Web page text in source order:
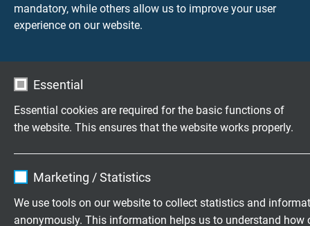
mandatory, while others allow us to improve your user
experience on our website.
Essential
Essential cookies are required for the basic functions of
the website. This ensures that the website works properly.
Marketing / Statistics
We use tools on our website to collect statistics and
anonymously. This information helps us to understand how
Catalogus *
Bericht